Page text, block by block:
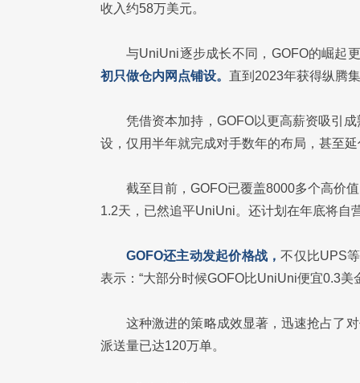
收入约58万美元。
与UniUni逐步成长不同，GOFO的崛起
初只做仓内网点铺设。 直到2023年获得纵腾
凭借资本加持，GOFO以更高薪资吸引
设，仅用半年就完成对手数年的布局，甚至
截至目前，GOFO已覆盖8000多个高价
1.2天，已然追平UniUni。还计划在年底将自
GOFO还主动发起价格战，不仅比UPS
表示：“大部分时候GOFO比UniUni便宜0.3美
这种激进的策略成效显著，迅速抢占了
派送量已达120万单。